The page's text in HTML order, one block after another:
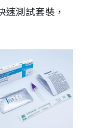
測試套裝，